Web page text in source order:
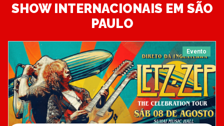
SHOW INTERNACIONAIS EM SÃO
PAULO
Evento